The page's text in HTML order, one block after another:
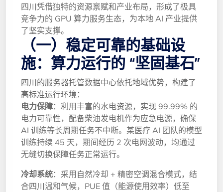
四川凭借独特的资源禀赋和产业布局，形成了极具
竞争力的 GPU 算力服务生态，为本地 AI 产业提供
了坚实支撑。
（一）稳定可靠的基础设
施：算力运行的 “坚固基石”
四川的服务器托管数据中心依托地域优势，构建了
高标准运行环境：
电力保障：利用丰富的水电资源，实现 99.99% 的
电力可靠性，配备柴油发电机作为应急电源，确保
AI 训练等长周期任务不中断。某医疗 AI 团队的模型
训练持续 45 天，期间经历 2 次电网波动，均通过
无缝切换保障任务正常运行。
冷却系统：采用自然冷却 + 精密空调混合模式，结
合四川温和气候，PUE 值（能源使用效率）低至